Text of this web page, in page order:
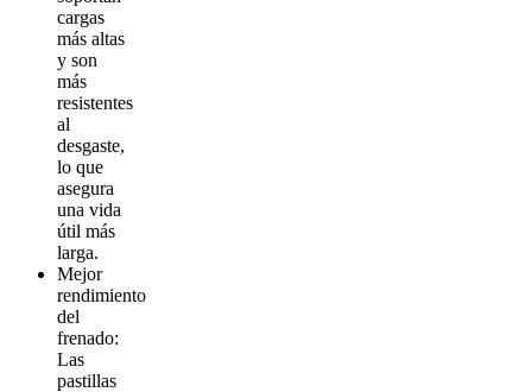
cargas
más altas
y son
más
resistentes
al
desgaste,
lo que
asegura
una vida
útil más
larga.
Mejor
rendimiento
del
frenado:
Las
pastillas